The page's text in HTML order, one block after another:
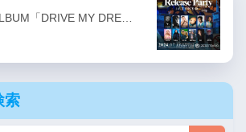
「DRIVE MY DRE…
索